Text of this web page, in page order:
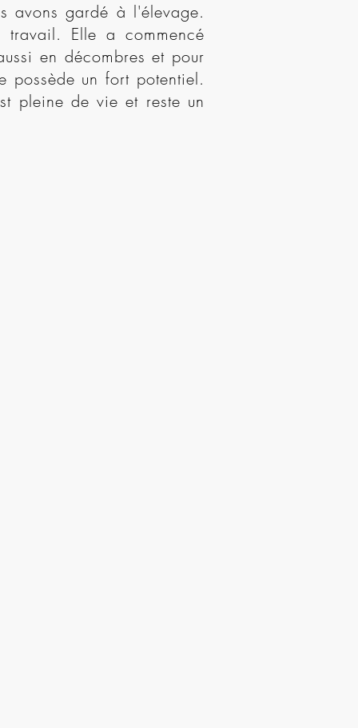
avons gardé à l'élevage.
travail. Elle a commencé
en décombres et pour
possède un fort potentiel.
pleine de vie et reste un